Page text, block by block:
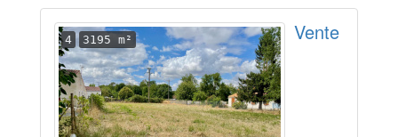
4 3195 m² Vente